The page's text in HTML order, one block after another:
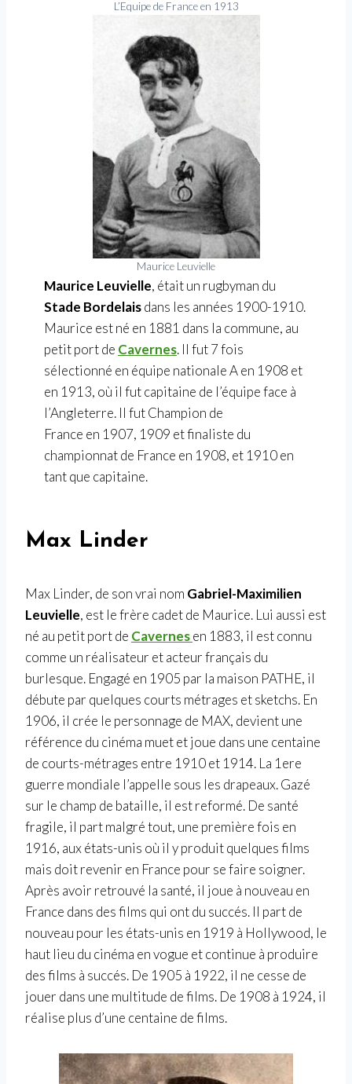
L’Equipe de France en 1913
Maurice Leuvielle
Maurice Leuvielle, était un rugbyman du
Stade Bordelaisdans les années 1900-1910.
Maurice est né en 1881 dans la commune, au
petit port de Cavernes. Il fut 7 fois
sélectionné en équipe nationale A en 1908 et
en 1913, où il fut capitaine de l’équipe face à
l’Angleterre. Il fut Champion de
France en 1907, 1909 et finaliste du
championnat de France en 1908, et 1910 en
tant que capitaine.
Max Linder
Max Linder, de son vrai nom Gabriel-Maximilien
Leuvielle, est le frère cadet de Maurice. Lui aussi est
né au petit port de Cavernesen 1883, il est connu
comme un réalisateur et acteur français du
burlesque. Engagé en 1905 par la maison PATHE, il
débute par quelques courts métrages et sketchs. En
1906, il crée le personnage de MAX, devient une
référence du cinéma muet et joue dans une centaine
de courts-métrages entre 1910 et 1914. La 1ere
guerre mondiale l’appelle sous les drapeaux. Gazé
sur le champ de bataille, il est reformé. De santé
fragile, il part malgré tout, une première fois en
1916, aux états-unis où il y produit quelques films
mais doit revenir en France pour se faire soigner.
Après avoir retrouvé la santé, il joue à nouveau en
France dans des films qui ont du succés. Il part de
nouveau pour les états-unis en 1919 à Hollywood, le
haut lieu du cinéma en vogue et continue à produire
des films à succés. De 1905 à 1922, il ne cesse de
jouer dans une multitude de films. De 1908 à 1924, il
réalise plus d’une centaine de films.